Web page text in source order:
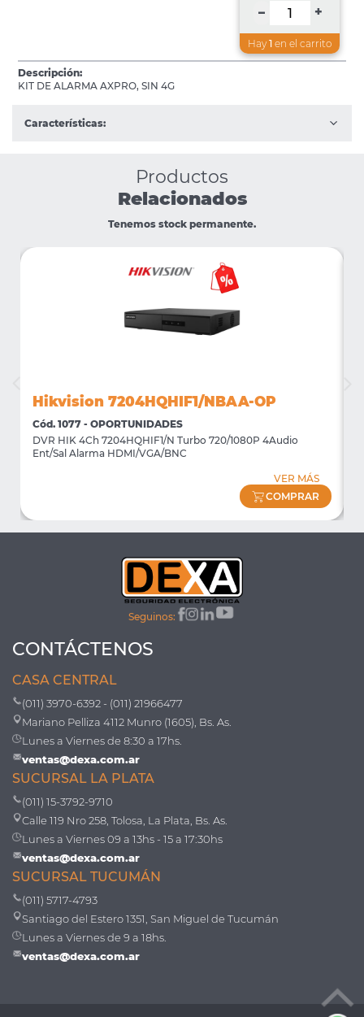
– +
Hay 1 en el carrito
Descripción:
KIT DE ALARMA AXPRO, SIN 4G
Características:
Productos
Relacionados
Tenemos stock permanente.
Hikvision 7204HQHIF1/NBAA-OP
Cód. 1077 - OPORTUNIDADES
DVR HIK 4Ch 7204HQHIF1/N Turbo 720/1080P 4Audio
Ent/Sal Alarma HDMI/VGA/BNC
VER MÁS
COMPRAR
Seguinos:
CONTÁCTENOS
CASA CENTRAL
(011) 3970-6392 - (011) 21966477
Mariano Pelliza 4112 Munro (1605), Bs. As.
Lunes a Viernes de 8:30 a 17hs.
ventas@dexa.com.ar
SUCURSAL LA PLATA
(011) 15-3792-9710
Calle 119 Nro 258, Tolosa, La Plata, Bs. As.
Lunes a Viernes 09 a 13hs - 15 a 17:30hs
ventas@dexa.com.ar
SUCURSAL TUCUMÁN
(011) 5717-4793
Santiago del Estero 1351, San Miguel de Tucumán
Lunes a Viernes de 9 a 18hs.
ventas@dexa.com.ar